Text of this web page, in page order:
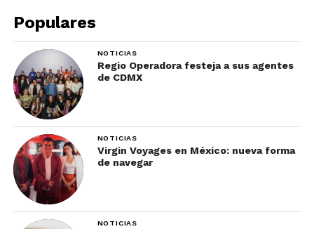
Populares
NOTICIAS
Regio Operadora festeja a sus agentes
de CDMX
NOTICIAS
Virgin Voyages en México: nueva forma
de navegar
NOTICIAS